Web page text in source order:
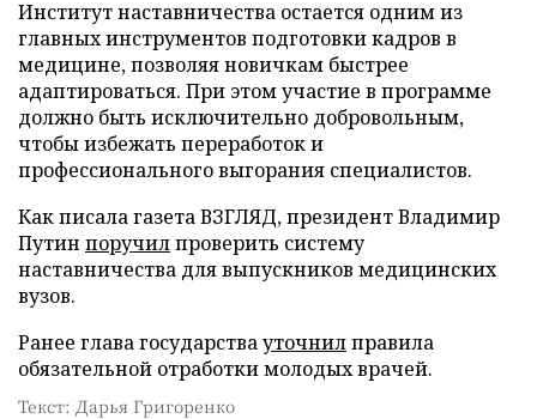
Институт наставничества остается одним из
главных инструментов подготовки кадров в
медицине, позволяя новичкам быстрее
адаптироваться. При этом участие в программе
должно быть исключительно добровольным,
чтобы избежать переработок и
профессионального выгорания специалистов.
Как писала газета ВЗГЛЯД, президент Владимир
Путин поручилпроверить систему
наставничества для выпускников медицинских
вузов.
Ранее глава государствауточнилправила
обязательной отработки молодых врачей.
Текст: Дарья Григоренко